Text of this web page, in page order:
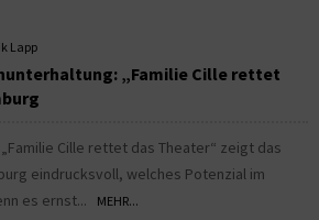
Lapp
„Familie Cille rettet
Cille rettet das Theater“ zeigt das
eindrucksvoll, welches Potenzial im
es ernst...
MEHR...